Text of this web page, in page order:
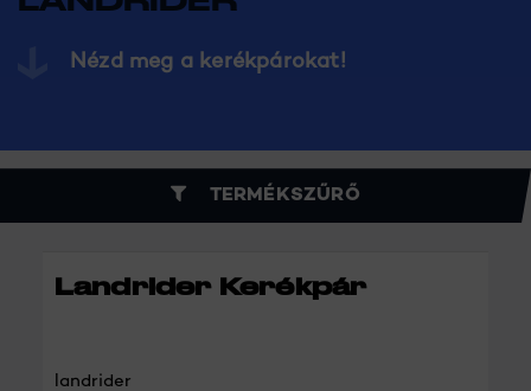
Nézd meg a kerékpárokat!
TERMÉKSZŰRŐ
Landrider Kerékpár
landrider